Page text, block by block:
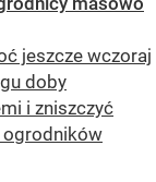
jeszcze wczoraj
doby
i zniszczyć
ogrodników